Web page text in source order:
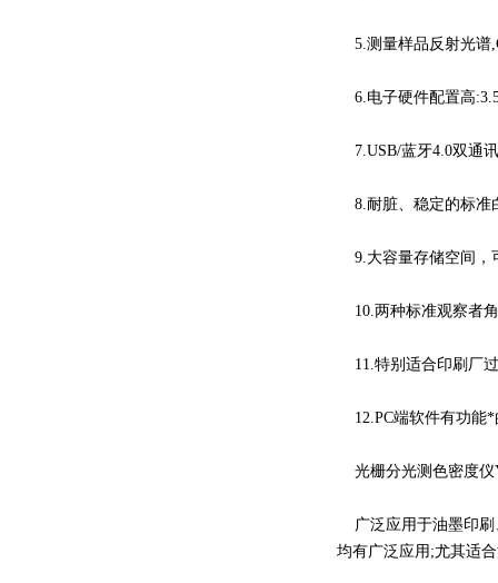
5.测量样品反射光谱
6.电子硬件配置高
7.USB/蓝牙4.0双通
8.耐脏、稳定的标准
9.大容量存储空间，
10.两种标准观察者
11.特别适合印刷厂
12.PC端软件有功能*
光栅分光测色密度仪
广泛应用于油墨印刷
均有广泛应用;尤其适